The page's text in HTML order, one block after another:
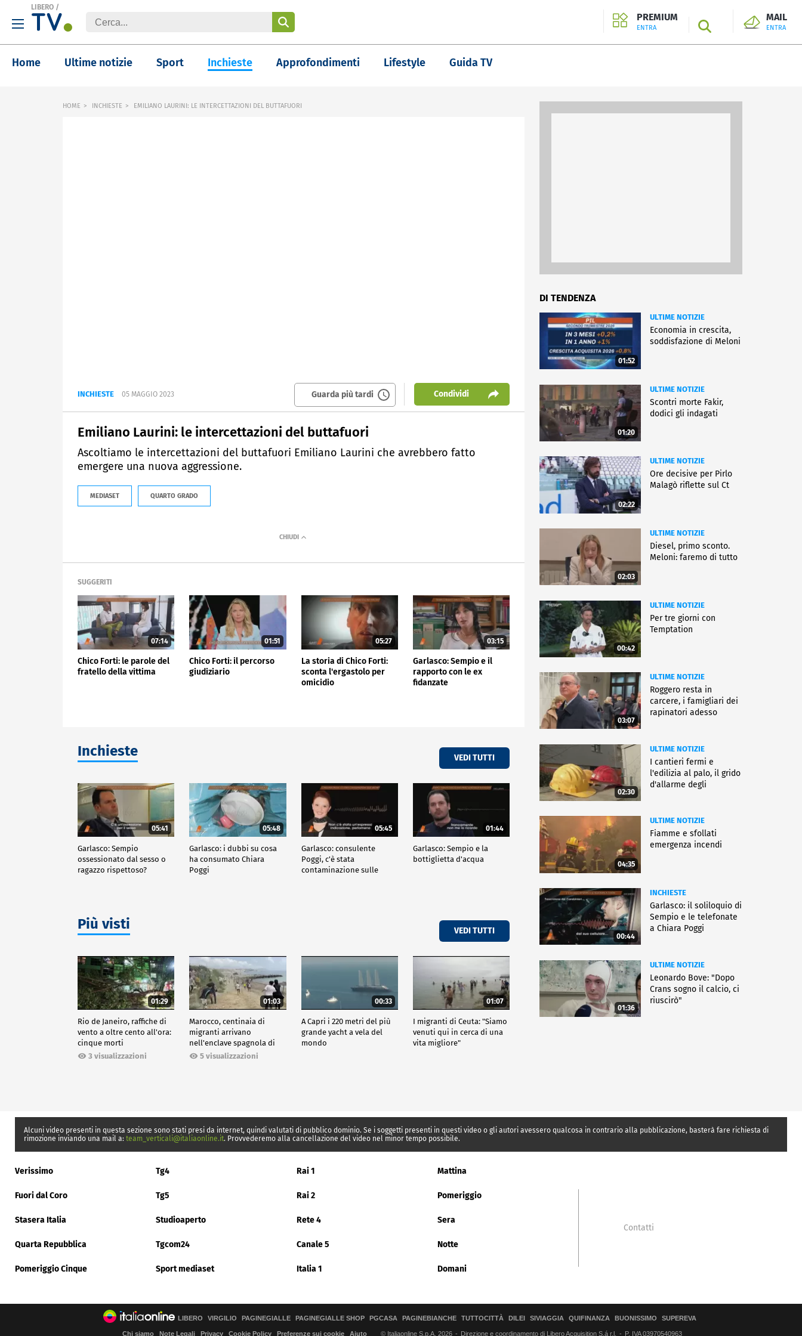
LIBERO /
PREMIUM
ENTRA SEARCH
MAIL
ENTRA
Home Ultime notizie Sport Inchieste Approfondimenti Lifestyle Guida TV
HOME INCHIESTE EMILIANO LAURINI: LE INTERCETTAZIONI DEL BUTTAFUORI
INCHIESTE 05 MAGGIO 2023 Guarda più tardi Condividi
Emiliano Laurini: le intercettazioni del buttafuori
Ascoltiamo le intercettazioni del buttafuori Emiliano Laurini che avrebbero fatto
emergere una nuova aggressione.
MEDIASET QUARTO GRADO
SUGGERITI
07:14
Chico Forti: le parole del
fratello della vittima
01:51
Chico Forti: il percorso
giudiziario
05:27
La storia di Chico Forti:
sconta l'ergastolo per
omicidio
03:15
Garlasco: Sempio e il
rapporto con le ex
fidanzate
Inchieste VEDI TUTTI
05:41
Garlasco: Sempio
ossessionato dal sesso o
ragazzo rispettoso?
05:48
Garlasco: i dubbi su cosa
ha consumato Chiara
Poggi
05:45
Garlasco: consulente
Poggi, c'è stata
contaminazione sulle
01:44
Garlasco: Sempio e la
bottiglietta d'acqua
Più visti VEDI TUTTI
01:29
Rio de Janeiro, raffiche di
vento a oltre cento all'ora:
cinque morti
3 visualizzazioni
01:03
Marocco, centinaia di
migranti arrivano
nell'enclave spagnola di
Ceuta5 visualizzazioni
00:33
A Capri i 220 metri del più
grande yacht a vela del
mondo
01:07
I migranti di Ceuta: "Siamo
venuti qui in cerca di una
vita migliore"
DI TENDENZA
01:52
ULTIME NOTIZIE
Economia in crescita,
soddisfazione di Meloni
01:20
ULTIME NOTIZIE
Scontri morte Fakir,
dodici gli indagati
02:22
ULTIME NOTIZIE
Ore decisive per Pirlo
Malagò riflette sul Ct
02:03
ULTIME NOTIZIE
Diesel, primo sconto.
Meloni: faremo di tutto
00:42
ULTIME NOTIZIE
Per tre giorni con
Temptation
03:07
ULTIME NOTIZIE
Roggero resta in
carcere, i famigliari dei
rapinatori adesso
02:30
ULTIME NOTIZIE
I cantieri fermi e
l'edilizia al palo, il grido
d'allarme degli
04:35
ULTIME NOTIZIE
Fiamme e sfollati
emergenza incendi
00:44
INCHIESTE
Garlasco: il soliloquio di
Sempio e le telefonate
a Chiara Poggi
01:36
ULTIME NOTIZIE
Leonardo Bove: "Dopo
Crans sogno il calcio, ci
riuscirò"
Alcuni video presenti in questa sezione sono stati presi da internet, quindi valutati di pubblico dominio. Se i soggetti presenti in questi video o gli autori avessero qualcosa in contrario alla pubblicazione, basterà fare richiesta di
rimozione inviando una mail a: team_verticali@italiaonline.it. Provvederemo alla cancellazione del video nel minor tempo possibile.
Verissimo Tg4 Rai 1 Mattina
Fuori dal Coro Tg5 Rai 2 Pomeriggio
Stasera Italia Studioaperto Rete 4 Sera
Quarta Repubblica Tgcom24 Canale 5 Notte
Pomeriggio Cinque Sport mediaset Italia 1 Domani
Contatti
LIBERO VIRGILIO PAGINEGIALLE PAGINEGIALLE SHOP PGCASA PAGINEBIANCHE TUTTOCITTÀ DILEI SIVIAGGIA QUIFINANZA BUONISSIMO SUPEREVA
Chi siamo Note Legali Privacy Cookie Policy Preferenze sui cookie Aiuto © Italiaonline S.p.A. 2026 Direzione e coordinamento di Libero Acquisition S.á r.l. P. IVA 03970540963